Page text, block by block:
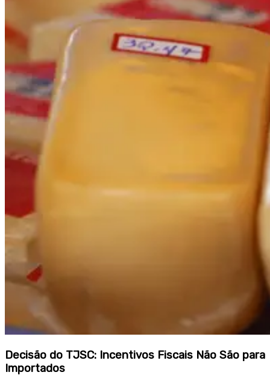
Decisão do TJSC: Incentivos Fiscais Não São para
Importados